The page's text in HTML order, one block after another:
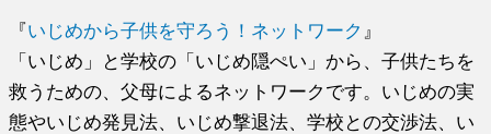
『いじめから子供を守ろう！ネットワーク 』
「いじめ」と学校の「いじめ隠ぺい」から、子供たちを
救うための、父母によるネットワークです。いじめの実
態やいじめ発見法、いじめ撃退法、学校との交渉法、い